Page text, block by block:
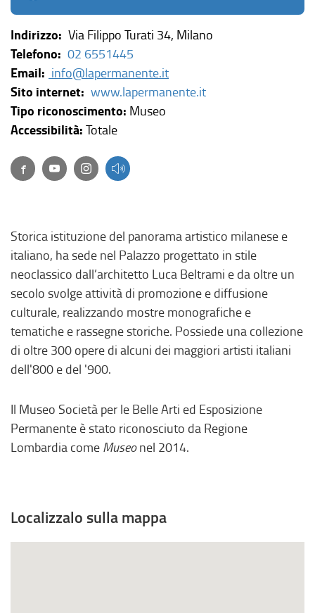
Indirizzo: Via Filippo Turati 34, Milano
Telefono: 02 6551445
Email: info@lapermanente.it
Sito internet: www.lapermanente.it(
e
r
n
o
,
s
i
r
e
n
Tipo riconoscimento: Museo
Accessibilità: Totale
Facebook
(link esterno, si apre in una nuova finestra)
(link esterno, si apre in una nuova finestra)
(link esterno, si apre in una nuova finestra)
Storica istituzione del panorama artistico milanese e
italiano, ha sede nel Palazzo progettato in stile
neoclassico dall’architetto Luca Beltrami e da oltre un
secolo svolge attività di promozione e diffusione
culturale, realizzando mostre monografiche e
tematiche e rassegne storiche. Possiede una collezione
di oltre 300 opere di alcuni dei maggiori artisti italiani
dell'800 e del '900.
Il Museo Società per le Belle Arti ed Esposizione
Permanente è stato riconosciuto da Regione
Lombardia come Museonel 2014.
Localizzalo sulla mappa